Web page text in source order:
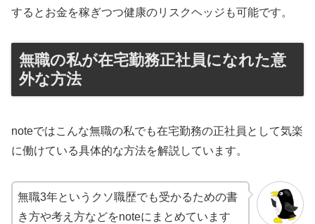
するとお金を稼ぎつつ健康のリスクヘッジも可能です。
無職の私が在宅勤務正社員になれた意
外な方法
noteではこんな無職の私でも在宅勤務の正社員として気楽
に働けている具体的な方法を解説しています。
無職3年というクソ職歴でも受かるための書
き方や考え方などをnoteにまとめています